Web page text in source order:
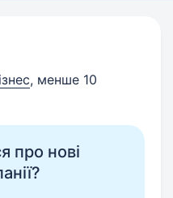
, менше 10
про нові